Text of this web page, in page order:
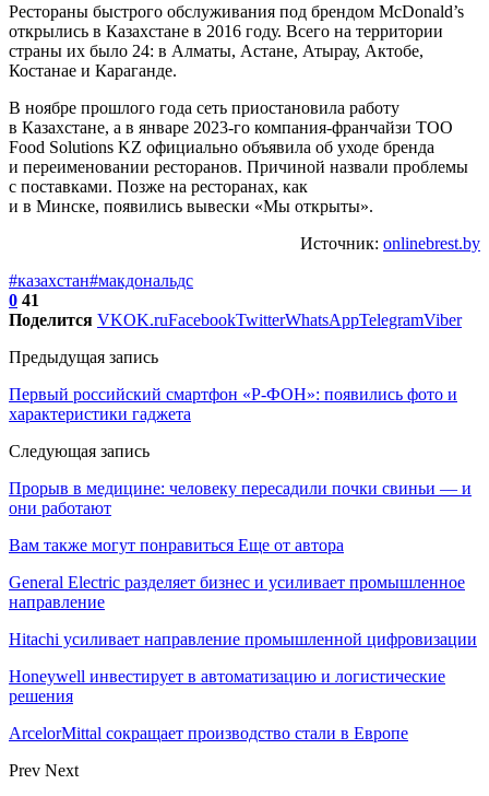
Рестораны быстрого обслуживания под брендом McDonald’s
открылись в Казахстане в 2016 году. Всего на территории
страны их было 24: в Алматы, Астане, Атырау, Актобе,
Костанае и Караганде.
В ноябре прошлого года сеть приостановила работу
в Казахстане, а в январе 2023-го компания-франчайзи ТОО
Food Solutions KZ официально объявила об уходе бренда
и переименовании ресторанов. Причиной назвали проблемы
с поставками. Позже на ресторанах, как
и в Минске, появились вывески «Мы открыты».
Источник: onlinebrest.by
#казахстан#макдональдс
0 41
Поделится VKOK.ruFacebookTwitterWhatsAppTelegramViber
Предыдущая запись
Первый российский смартфон «Р-ФОН»: появились фото и
характеристики гаджета
Следующая запись
Прорыв в медицине: человеку пересадили почки свиньи — и
они работают
Вам также могут понравиться Еще от автора
General Electric разделяет бизнес и усиливает промышленное
направление
Hitachi усиливает направление промышленной цифровизации
Honeywell инвестирует в автоматизацию и логистические
решения
ArcelorMittal сокращает производство стали в Европе
Prev Next